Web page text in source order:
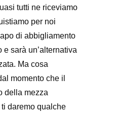
tutti ne riceviamo
per noi
di abbigliamento
e sarà un’alternativa
Ma cosa
momento che il
della mezza
daremo qualche